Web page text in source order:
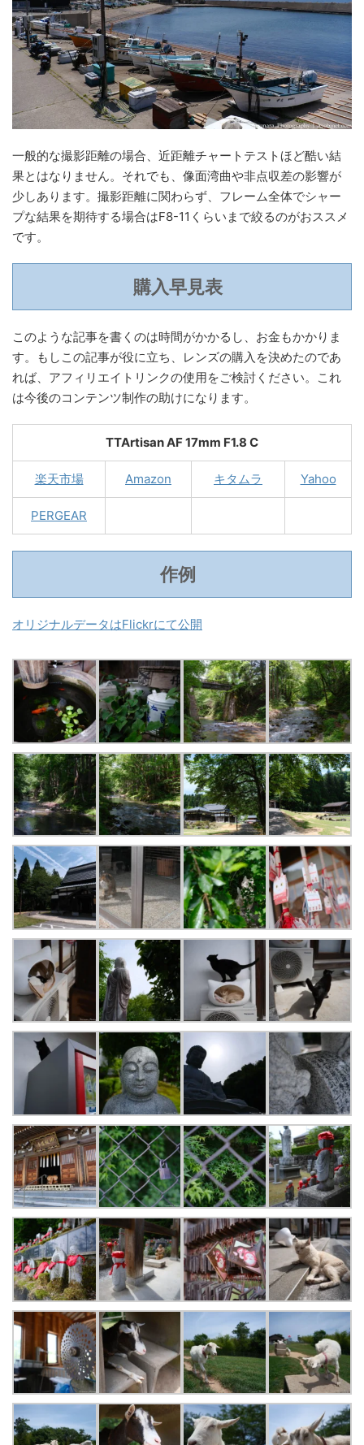
一般的な撮影距離の場合、近距離チャートテストほど酷い結
果とはなりません。それでも、像面湾曲や非点収差の影響が
少しあります。撮影距離に関わらず、フレーム全体でシャー
プな結果を期待する場合はF8-11くらいまで絞るのがおススメ
です。
購入早見表
このような記事を書くのは時間がかかるし、お金もかかりま
す。もしこの記事が役に立ち、レンズの購入を決めたのであ
れば、アフィリエイトリンクの使用をご検討ください。これ
は今後のコンテンツ制作の助けになります。
TTArtisan AF 17mm F1.8 C
楽天市場 Amazon キタムラ Yahoo
PERGEAR
作例
オリジナルデータはFlickrにて公開